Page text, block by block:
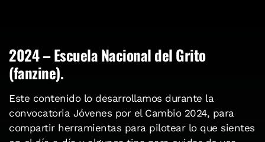
2024 – Escuela Nacional del Grito
(fanzine).
Este contenido lo desarrollamos durante la
convocatoria Jóvenes por el Cambio 2024, para
compartir herramientas para pilotear lo que sientes